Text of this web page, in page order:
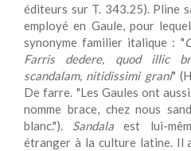
éditeurs sur T. 343.25). Pline
employé en Gaule, pour
synonyme familier italique : "
Farris dedere, quod illic
scandalam, nitidissimi grani"
De farre. "Les Gaules ont
nomme brace, chez nous
blanc."). Sandala est lui-
étranger à la culture latine. Il